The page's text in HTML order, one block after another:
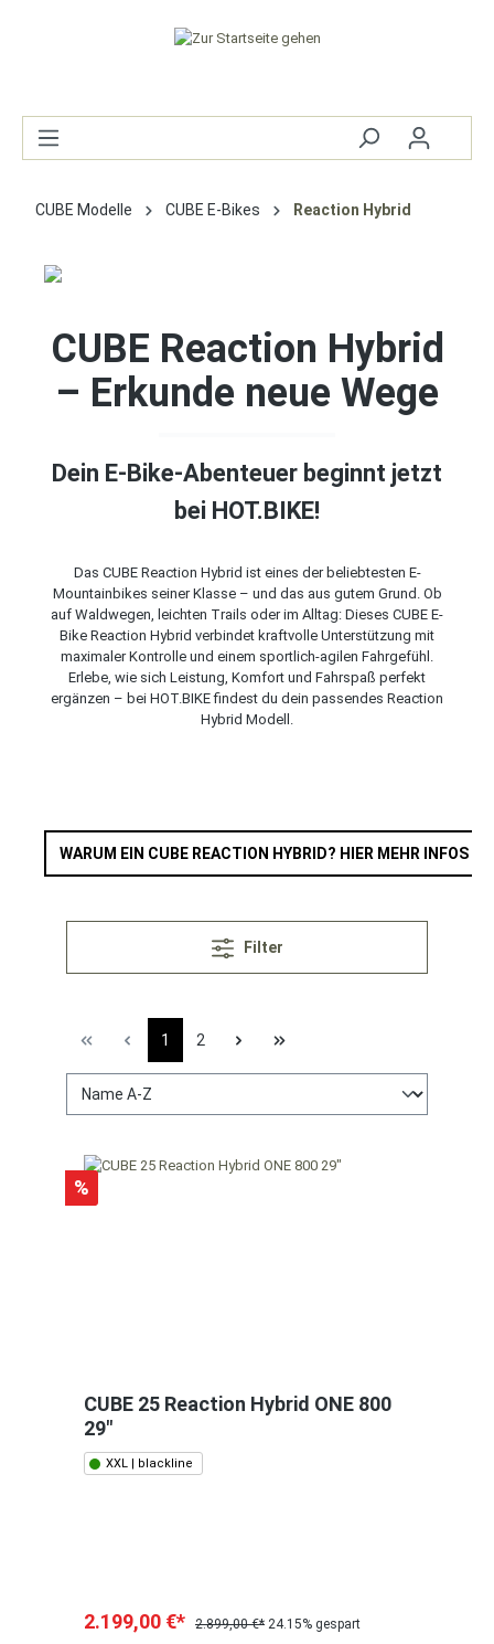
CUBE Modelle CUBE E-Bikes Reaction Hybrid
CUBE Reaction Hybrid
– Erkunde neue Wege
Dein E-Bike-Abenteuer beginnt jetzt
bei HOT.BIKE!
Das CUBE Reaction Hybrid ist eines der beliebtesten E-
Mountainbikes seiner Klasse – und das aus gutem Grund. Ob
auf Waldwegen, leichten Trails oder im Alltag: Dieses CUBE E-
Bike Reaction Hybrid verbindet kraftvolle Unterstützung mit
maximaler Kontrolle und einem sportlich-agilen Fahrgefühl.
Erlebe, wie sich Leistung, Komfort und Fahrspaß perfekt
ergänzen – bei HOT.BIKE findest du dein passendes Reaction
Hybrid Modell.
WARUM EIN CUBE REACTION HYBRID? HIER MEHR INFOS
Filter
1 2
%
CUBE 25 Reaction Hybrid ONE 800
29"
XXL | blackline
2.199,00 €* 2.899,00 €* 24.15% gespart